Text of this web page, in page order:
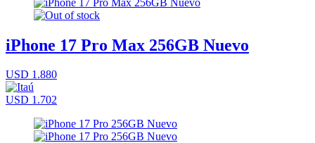
iPhone 17 Pro Max 256GB Nuevo
USD 1.880
USD 1.702